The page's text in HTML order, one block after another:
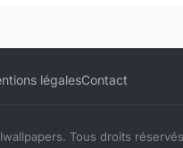
légalesContact
Tous droits